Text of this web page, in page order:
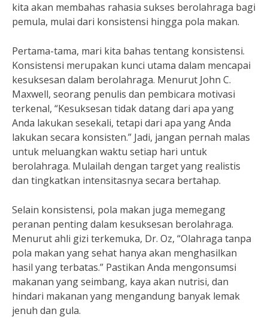
kita akan membahas rahasia sukses berolahraga bagi
pemula, mulai dari konsistensi hingga pola makan.
Pertama-tama, mari kita bahas tentang konsistensi.
Konsistensi merupakan kunci utama dalam mencapai
kesuksesan dalam berolahraga. Menurut John C.
Maxwell, seorang penulis dan pembicara motivasi
terkenal, “Kesuksesan tidak datang dari apa yang
Anda lakukan sesekali, tetapi dari apa yang Anda
lakukan secara konsisten.” Jadi, jangan pernah malas
untuk meluangkan waktu setiap hari untuk
berolahraga. Mulailah dengan target yang realistis
dan tingkatkan intensitasnya secara bertahap.
Selain konsistensi, pola makan juga memegang
peranan penting dalam kesuksesan berolahraga.
Menurut ahli gizi terkemuka, Dr. Oz, “Olahraga tanpa
pola makan yang sehat hanya akan menghasilkan
hasil yang terbatas.” Pastikan Anda mengonsumsi
makanan yang seimbang, kaya akan nutrisi, dan
hindari makanan yang mengandung banyak lemak
jenuh dan gula.